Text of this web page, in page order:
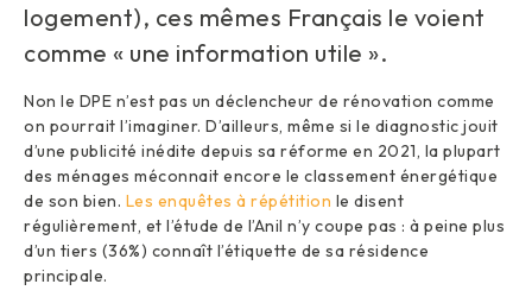
logement), ces mêmes Français le voient
comme « une information utile ».
Non le DPE n’est pas un déclencheur de rénovation comme
on pourrait l’imaginer. D’ailleurs, même si le diagnostic jouit
d’une publicité inédite depuis sa réforme en 2021, la plupart
des ménages méconnait encore le classement énergétique
de son bien. Les enquêtes à répétition le disent
régulièrement, et l’étude de l’Anil n’y coupe pas : à peine plus
d’un tiers (36%) connaît l’étiquette de sa résidence
principale.